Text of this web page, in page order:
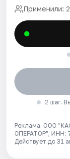
Применили:
2 шаг.
Реклама. ООО
ОПЕРАТОР", ИНН:
Действует до 31